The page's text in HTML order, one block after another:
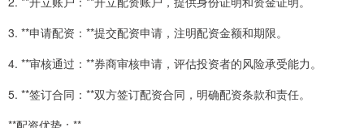
3. **申请配资：**提交配资申请，注明配资金额和期限。
4. **审核通过：**券商审核申请，评估投资者的风险承受能力。
5. **签订合同：**双方签订配资合同，明确配资条款和责任。
**配资优势：**